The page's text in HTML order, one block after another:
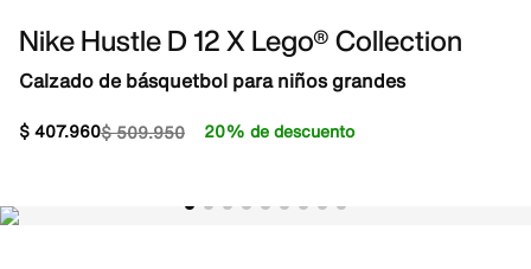
Nike Hustle D 12 X Lego® Collection
Calzado de básquetbol para niños grandes
$509.950
$407.960 20% de descuento